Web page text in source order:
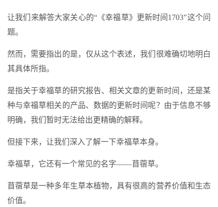
让我们来解答大家关心的“《幸福草》更新时间1703”这个问
题。
然而，需要指出的是，仅从这个表述，我们很难确切地明白
其具体所指。
是指关于幸福草的研究报告、相关文章的更新时间，还是某
种与幸福草相关的产品、数据的更新时间呢？由于信息不够
明确，我们暂时无法给出更精确的解释。
但接下来，让我们深入了解一下幸福草本身。
幸福草，它还有一个常见的名字——苜蓿草。
苜蓿草是一种多年生草本植物，具有很高的营养价值和生态
价值。